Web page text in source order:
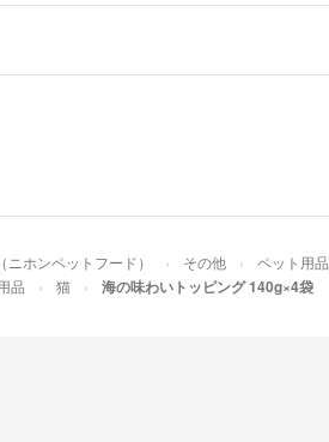
ホンペットフード） その他 ペット用品
品 猫 海の味わいトッピング 140g×4袋